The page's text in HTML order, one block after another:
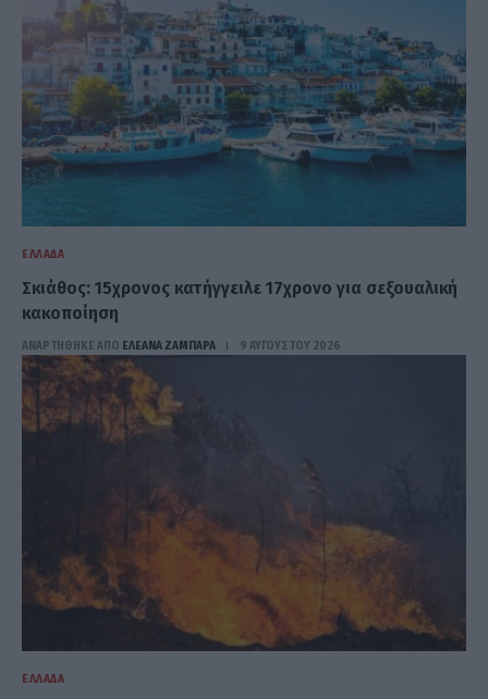
ΕΛΛΆΔΑ
Σκιάθος: 15χρονος κατήγγειλε 17χρονο για σεξουαλική
κακοποίηση
ΑΝΑΡΤΗΘΗΚΕ ΑΠΟ ΕΛΕΑΝΑ ΖΑΜΠΑΡΑ 9 ΑΥΓΟΎΣΤΟΥ 2026
ΕΛΛΆΔΑ